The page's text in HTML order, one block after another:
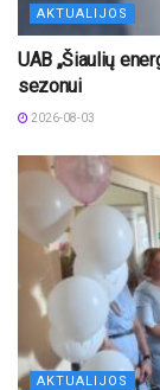
AKTUALIJOS
UAB „Šiaulių
sezonui
2026-08-03
AKTUALIJOS